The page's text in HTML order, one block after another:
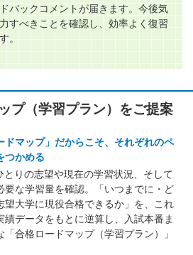
バックコメントが届きます。今後気
すべきことを確認し、効率よく復習
。
プ（学習プラン）をご提案
ドマップ」だからこそ、それぞれのペ
つかめる
りの志望や現在の学習状況、そして
要な学習量を確認。「いつまでに・ど
望大学に現役合格できるか」を、これ
績データをもとに逆算し、入試本番ま
合格ロードマップ（学習プラン）」